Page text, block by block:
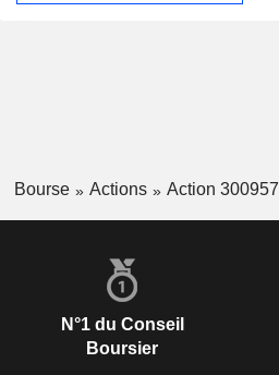
Bourse Actions Action 300957
N°1 du Conseil
Boursier